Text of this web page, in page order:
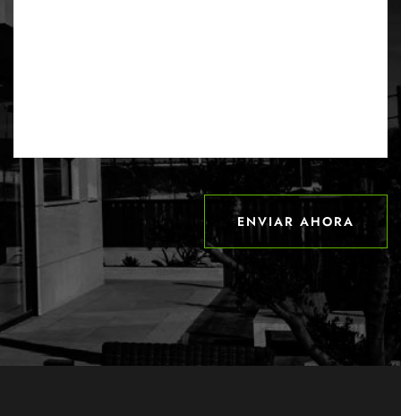
ENVIAR AHORA
ENVIAR AHORA